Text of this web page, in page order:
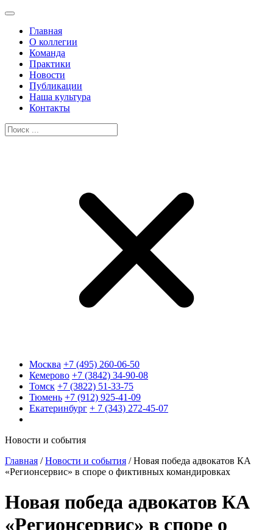
Главная
О коллегии
Команда
Практики
Новости
Публикации
Наша культура
Контакты
Москва +7 (495) 260-06-50
Кемерово +7 (3842) 34-90-08
Томск +7 (3822) 51-33-75
Тюмень +7 (912) 925-41-09
Екатеринбург + 7 (343) 272-45-07
Новости и события
Главная /Новости и события /Новая победа адвокатов КА
«Регионсервис» в споре о фиктивных командировках
Новая победа адвокатов КА
«Регионсервис» в споре о